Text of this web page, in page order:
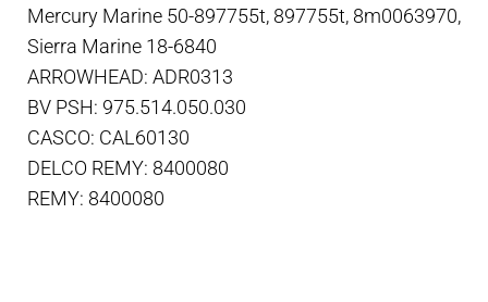
Mercury Marine 50-897755t, 897755t, 8m0063970,
Sierra Marine 18-6840
ARROWHEAD: ADR0313
BV PSH: 975.514.050.030
CASCO: CAL60130
DELCO REMY: 8400080
REMY: 8400080